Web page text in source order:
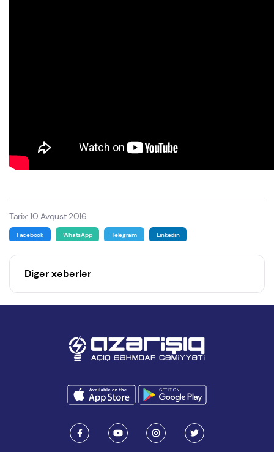
Tarix: 10 Avqust 2016
Facebook WhatsApp Telegram Linkedin
Digər xəbərlər